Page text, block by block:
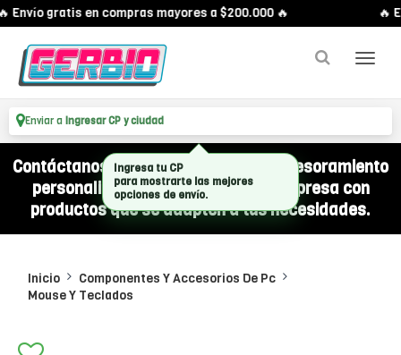
Envío gratis en compras mayores a $200.000 🔥 🔥
Enviar a Ingresar CP y ciudad
Contáctanos por WhatsApp y recibí asesoramiento
personalizado para equipar a tu empresa con
productos que se adapten a tus necesidades.
Inicio
Componentes Y Accesorios De Pc
Mouse Y Teclados